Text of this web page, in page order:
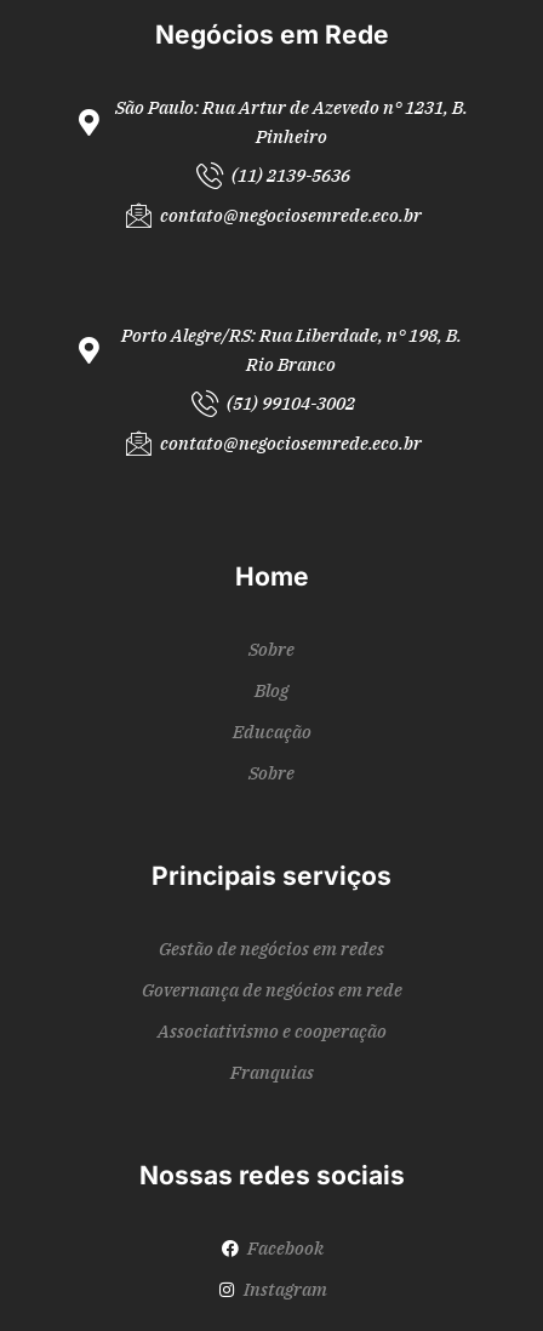
Negócios em Rede
São Paulo: Rua Artur de Azevedo n° 1231, B.
Pinheiro
(11) 2139-5636
contato@negociosemrede.eco.br
Porto Alegre/RS: Rua Liberdade, n° 198, B.
Rio Branco
(51) 99104-3002
contato@negociosemrede.eco.br
Home
Sobre
Blog
Educação
Sobre
Principais serviços
Gestão de negócios em redes
Governança de negócios em rede
Associativismo e cooperação
Franquias
Nossas redes sociais
Facebook
Instagram